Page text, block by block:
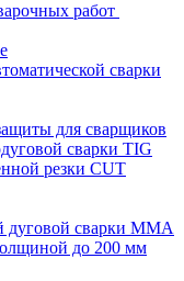
работ
сварки
для сварщиков
сварки TIG
резки CUT
сварки MMA
до 200 мм